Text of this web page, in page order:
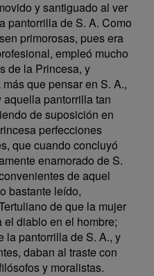
y santiguado al ver
pantorrilla de S. A. Como
primorosas, pues era
empleó mucho
de la Princesa, y
que pensar en S. A.,
aquella pantorrilla tan
de suposición en
perfecciones
que cuando concluyó
enamorado de S.
de aquel
bastante leído,
de que la mujer
diablo en el hombre;
la pantorrilla de S. A., y
daban al traste con
y moralistas.